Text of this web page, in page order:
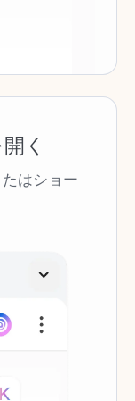
く
はショー